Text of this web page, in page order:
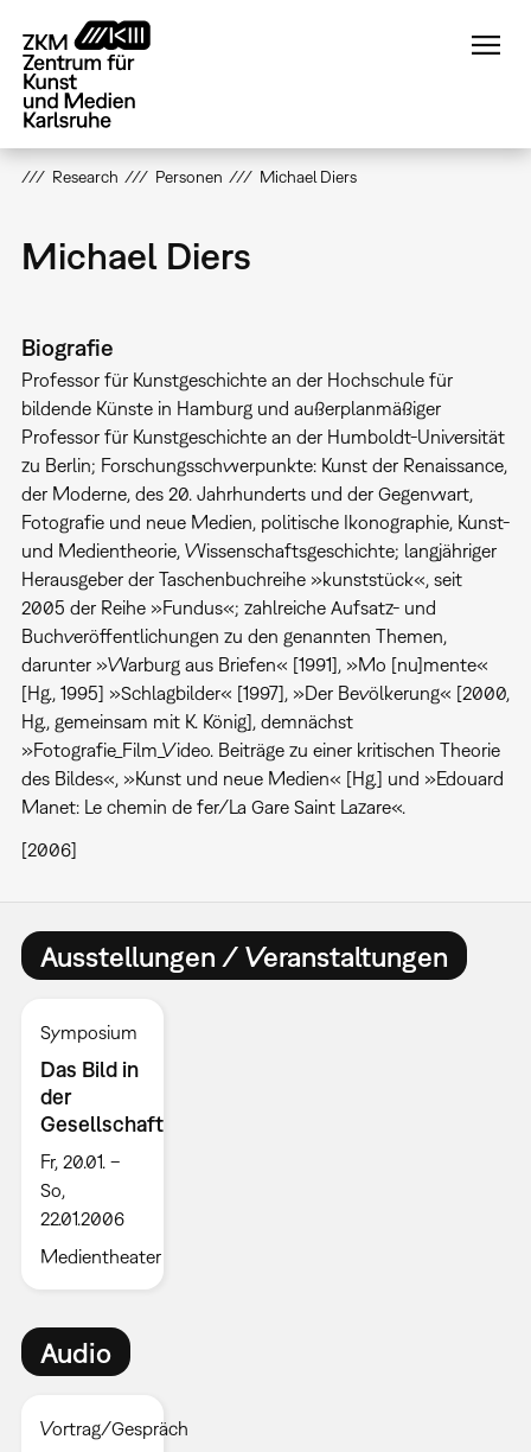
zum
Inhalt
Research Personen Michael Diers
Michael Diers
Biografie
Professor für Kunstgeschichte an der Hochschule für
bildende Künste in Hamburg und außerplanmäßiger
Professor für Kunstgeschichte an der Humboldt-Universität
zu Berlin; Forschungsschwerpunkte: Kunst der Renaissance,
der Moderne, des 20. Jahrhunderts und der Gegenwart,
Fotografie und neue Medien, politische Ikonographie, Kunst-
und Medientheorie, Wissenschaftsgeschichte; langjähriger
Herausgeber der Taschenbuchreihe »kunststück«, seit
2005 der Reihe »Fundus«; zahlreiche Aufsatz- und
Buchveröffentlichungen zu den genannten Themen,
darunter »Warburg aus Briefen« [1991], »Mo [nu]mente«
[Hg., 1995] »Schlagbilder« [1997], »Der Bevölkerung« [2000,
Hg., gemeinsam mit K. König], demnächst
»Fotografie_Film_Video. Beiträge zu einer kritischen Theorie
des Bildes«, »Kunst und neue Medien« [Hg.] und »Edouard
Manet: Le chemin de fer/La Gare Saint Lazare«.
[2006]
Ausstellungen / Veranstaltungen
Symposium
Das Bild in
der
Gesellschaft
Fr, 20.01. –
So,
22.01.2006
Medientheater
Audio
Vortrag/Gespräch